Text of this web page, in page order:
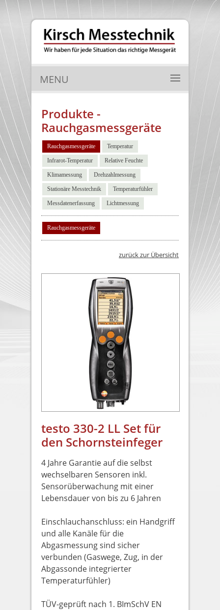
MENU
Produkte -
Rauchgasmessgeräte
Rauchgasmessgeräte Temperatur
Infrarot-Temperatur Relative Feuchte
Klimamessung Drehzahlmessung
Stationäre Messtechnik Temperaturfühler
Messdatenerfassung Lichtmessung
Rauchgasmessgeräte
zurück zur Übersicht
testo 330-2 LL Set für
den Schornsteinfeger
4 Jahre Garantie auf die selbst
wechselbaren Sensoren inkl.
Sensorüberwachung mit einer
Lebensdauer von bis zu 6 Jahren
Einschlauchanschluss: ein Handgriff
und alle Kanäle für die
Abgasmessung sind sicher
verbunden (Gaswege, Zug, in der
Abgassonde integrierter
Temperaturfühler)
TÜV-geprüft nach 1. BImSchV EN